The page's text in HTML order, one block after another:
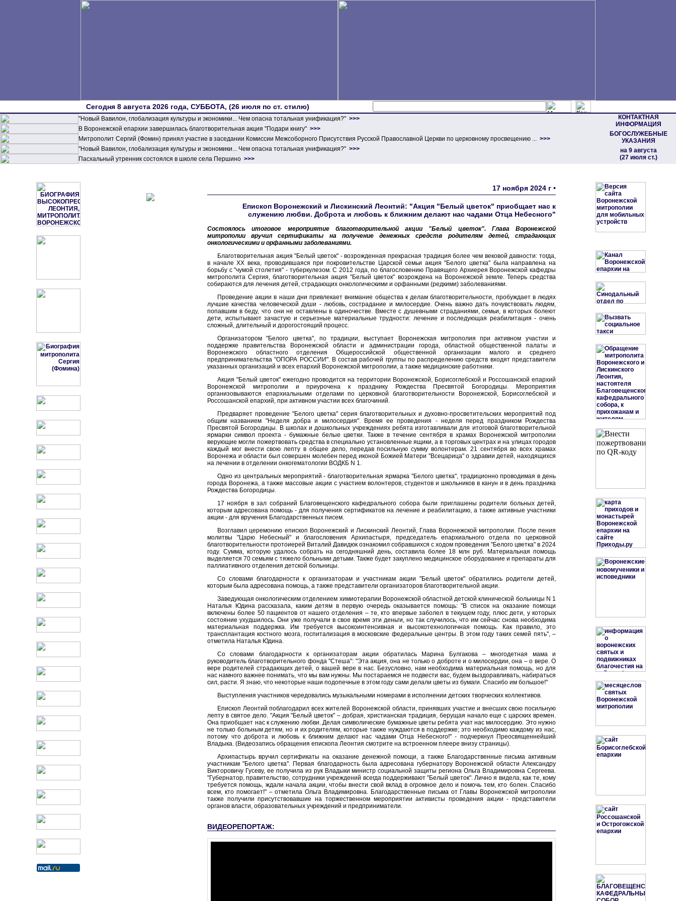
Сегодня 8 августа 2026 года, СУББОТА, (26 июля по ст. стилю)
"Новый Вавилон, глобализация культуры и экономики... Чем опасна тотальная унификация?" >>>
КОНТАКТНАЯ
ИНФОРМАЦИЯ
БОГОСЛУЖЕБНЫЕ
УКАЗАНИЯ
на 9 августа
(27 июля ст.)
В Воронежской епархии завершилась благотворительная акция "Подари книгу" >>>
Митрополит Сергий (Фомин) принял участие в заседании Комиссии Межсоборного Присутствия Русской Православной Церкви по церковному просвещению ... >>>
"Новый Вавилон, глобализация культуры и экономики... Чем опасна тотальная унификация?" >>>
Пасхальный утренник состоялся в школе села Першино >>>
17 ноября 2024 г •
Епископ Воронежский и Лискинский Леонтий: "Акция "Белый цветок" приобщает нас к
служению любви. Доброта и любовь к ближним делают нас чадами Отца Небесного"
Состоялось итоговое мероприятие благотворительной акции "Белый цветок". Глава Воронежской
митрополии вручил сертификаты на получение денежных средств родителям детей, страдающих
онкологическими и орфанными заболеваниями.
Благотворительная акция "Белый цветок" - возрожденная прекрасная традиция более чем вековой давности: тогда,
в начале ХХ века, проводившаяся при покровительстве Царской семьи акция "Белого цветка" была направлена на
борьбу с "чумой столетия" - туберкулезом. С 2012 года, по благословению Правящего Архиерея Воронежской кафедры
митрополита Сергия, благотворительная акция "Белый цветок" возрождена на Воронежской земле. Теперь средства
собираются для лечения детей, страдающих онкологическими и орфанными (редкими) заболеваниями.
Проведение акции в наши дни привлекает внимание общества к делам благотворительности, пробуждает в людях
лучшие качества человеческой души - любовь, сострадание и милосердие. Очень важно дать почувствовать людям,
попавшим в беду, что они не оставлены в одиночестве. Вместе с душевными страданиями, семьи, в которых болеют
дети, испытывают зачастую и серьезные материальные трудности: лечение и последующая реабилитация - очень
сложный, длительный и дорогостоящий процесс.
Организатором "Белого цветка", по традиции, выступает Воронежская митрополия при активном участии и
поддержке правительства Воронежской области и администрации города, областной общественной палаты и
Воронежского областного отделения Общероссийской общественной организации малого и среднего
предпринимательства "ОПОРА РОССИИ". В состав рабочей группы по распределению средств входят представители
указанных организаций и всех епархий Воронежской митрополии, а также медицинские работники.
Акция "Белый цветок" ежегодно проводится на территории Воронежской, Борисоглебской и Россошанской епархий
Воронежской митрополии и приурочена к празднику Рождества Пресвятой Богородицы. Мероприятия
организовываются епархиальными отделами по церковной благотворительности Воронежской, Борисоглебской и
Россошанской епархий, при активном участии всех благочиний.
Предваряет проведение "Белого цветка" серия благотворительных и духовно-просветительских мероприятий под
общим названием "Неделя добра и милосердия". Время ее проведения - неделя перед праздником Рождества
Пресвятой Богородицы. В школах и дошкольных учреждениях ребята изготавливали для итоговой благотворительной
ярмарки символ проекта - бумажные белые цветки. Также в течение сентября в храмах Воронежской митрополии
верующие могли пожертвовать средства в специально установленные ящики, а в торговых центрах и на улицах городов
каждый мог внести свою лепту в общее дело, передав посильную сумму волонтерам. 21 сентября во всех храмах
Воронежа и области был совершен молебен перед иконой Божией Матери "Всецарица" о здравии детей, находящихся
на лечении в отделении онкогематологии ВОДКБ N 1.
Одно из центральных мероприятий - благотворительная ярмарка "Белого цветка", традиционно проводимая в день
города Воронежа, а также массовые акции с участием волонтеров, студентов и школьников в канун и в день праздника
Рождества Богородицы.
17 ноября в зал собраний Благовещенского кафедрального собора были приглашены родители больных детей,
которым адресована помощь - для получения сертификатов на лечение и реабилитацию, а также активные участники
акции - для вручения Благодарственных писем.
Возглавил церемонию епископ Воронежский и Лискинский Леонтий, Глава Воронежской митрополии. После пения
молитвы "Царю Небесный" и благословения Архипастыря, председатель епархиального отдела по церковной
благотворительности протоиерей Виталий Давидюк ознакомил собравшихся с ходом проведения "Белого цветка" в 2024
году. Сумма, которую удалось собрать на сегодняшний день, составила более 18 млн руб. Материальная помощь
выделяется 70 семьям с тяжело больными детьми. Также будет закуплено медицинское оборудование и препараты для
паллиативного отделения детской больницы.
Со словами благодарности к организаторам и участникам акции "Белый цветок" обратились родители детей,
которым была адресована помощь, а также представители организаторов благотворительной акции.
Заведующая онкологическим отделением химиотерапии Воронежской областной детской клинической больницы N 1
Наталья Юдина рассказала, каким детям в первую очередь оказывается помощь: "В список на оказание помощи
включены более 50 пациентов от нашего отделения – те, кто впервые заболел в текущем году, плюс дети, у которых
состояние ухудшилось. Они уже получали в свое время эти деньги, но так случилось, что им сейчас снова необходима
материальная поддержка. Им требуется высокоинтенсивная и высокотехнологичная помощь. Как правило, это
трансплантация костного мозга, госпитализация в московские федеральные центры. В этом году таких семей пять", –
отметила Наталья Юдина.
Со словами благодарности к организаторам акции обратилась Марина Булгакова – многодетная мама и
руководитель благотворительного фонда "Стеша": "Эта акция, она не только о доброте и о милосердии, она – о вере. О
вере родителей страдающих детей, о вашей вере в нас. Безусловно, нам необходима материальная помощь, но для
нас намного важнее понимать, что мы вам нужны. Мы постараемся не подвести вас, будем выздоравливать, набираться
сил, расти. Я знаю, что некоторые наши подопечные в этом году сами делали цветы из бумаги. Спасибо им большое!"
Выступления участников чередовались музыкальными номерами в исполнении детских творческих коллективов.
Епископ Леонтий поблагодарил всех жителей Воронежской области, принявших участие и внесших свою посильную
лепту в святое дело. "Акция "Белый цветок" – добрая, христианская традиция, берущая начало еще с царских времен.
Она приобщает нас к служению любви. Делая символические бумажные цветы ребята учат нас милосердию. Это нужно
не только больным детям, но и их родителям, которые также нуждаются в поддержке; это необходимо каждому из нас,
потому что доброта и любовь к ближним делают нас чадами Отца Небесного!" - подчеркнул Преосвященнейший
Владыка. (Видеозапись обращения епископа Леонтия смотрите на встроенном плеере внизу страницы).
Архипастырь вручил сертификаты на оказание денежной помощи, а также Благодарственные письма активным
участникам "Белого цветка". Первая благодарность была адресована губернатору Воронежской области Александру
Викторовичу Гусеву, ее получила из рук Владыки министр социальной защиты региона Ольга Владимировна Сергеева.
"Губернатор, правительство, сотрудники учреждений всегда поддерживают "Белый цветок". Лично я видела, как те, кому
требуется помощь, ждали начала акции, чтобы внести свой вклад в огромное дело и помочь тем, кто болен. Спасибо
всем, кто помогает!" – отметила Ольга Владимировна. Благодарственные письма от Главы Воронежской митрополии
также получили присутствовавшие на торжественном мероприятии активисты проведения акции - представители
органов власти, образовательных учреждений и предприниматели.
ВИДЕОРЕПОРТАЖ: